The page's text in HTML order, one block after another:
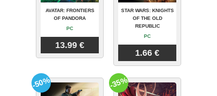
AVATAR: FRONTIERS
OF PANDORA
PC
13.99 €
STAR WARS: KNIGHTS
OF THE OLD
REPUBLIC
PC
1.66 €
-50% -35%